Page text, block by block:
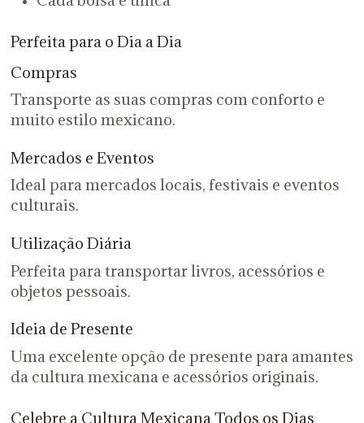
Perfeita para o Dia a Dia
Compras
Transporte as suas compras com conforto e
muito estilo mexicano.
Mercados e Eventos
Ideal para mercados locais, festivais e eventos
culturais.
Utilização Diária
Perfeita para transportar livros, acessórios e
objetos pessoais.
Ideia de Presente
Uma excelente opção de presente para amantes
da cultura mexicana e acessórios originais.
Celebre a Cultura Mexicana Todos os Dias